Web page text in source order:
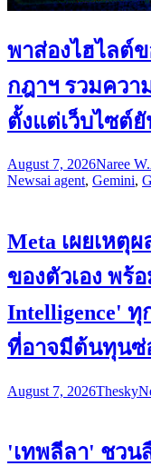
พาส่องไฮไลต์ข
กฎาฯ รวมควา
ตั้งแต่เว็บไซต์
August 7, 2026Naree W.
Newsai agent, Gemini,
Meta เผยเหตุ
ของตัวเอง พร้
Intelligence'
ที่อาจมีต้นทุนซ่
August 7, 2026Thesky
'เทพลีลา' ชวน